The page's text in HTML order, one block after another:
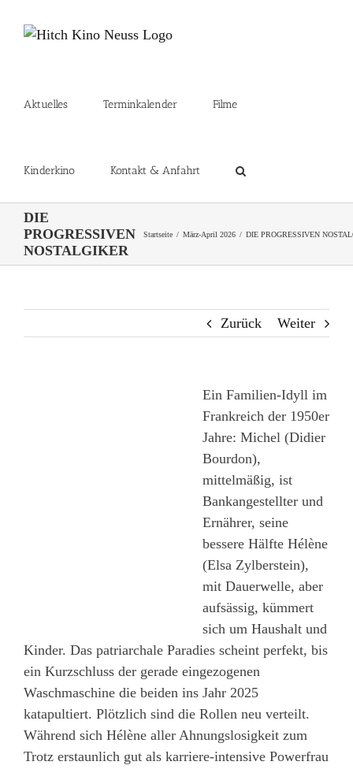
Inhalt
Aktuelles Terminkalender Filme
Kinderkino Kontakt & Anfahrt
DIE
PROGRESSIVEN
NOSTALGIKER
Startseite März-April 2026 DIE PROGRESSIVEN
Zurück Weiter
Ein Familien-Idyll im
Frankreich der 1950er
Jahre: Michel (Didier
Bourdon),
mittelmäßig, ist
Bankangestellter und
Ernährer, seine
bessere Hälfte Hélène
(Elsa Zylberstein),
mit Dauerwelle, aber
aufsässig, kümmert
sich um Haushalt und
Kinder. Das patriarchale Paradies scheint perfekt, bis
ein Kurzschluss der gerade eingezogenen
Waschmaschine die beiden ins Jahr 2025
katapultiert. Plötzlich sind die Rollen neu verteilt.
Während sich Hélène aller Ahnungslosigkeit zum
Trotz erstaunlich gut als karriere-intensive Powerfrau